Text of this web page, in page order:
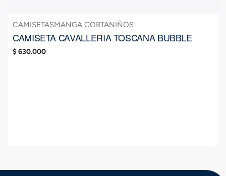
CAMISETASMANGA CORTANIÑOS
CAMISETA CAVALLERIA TOSCANA BUBBLE
$630.000